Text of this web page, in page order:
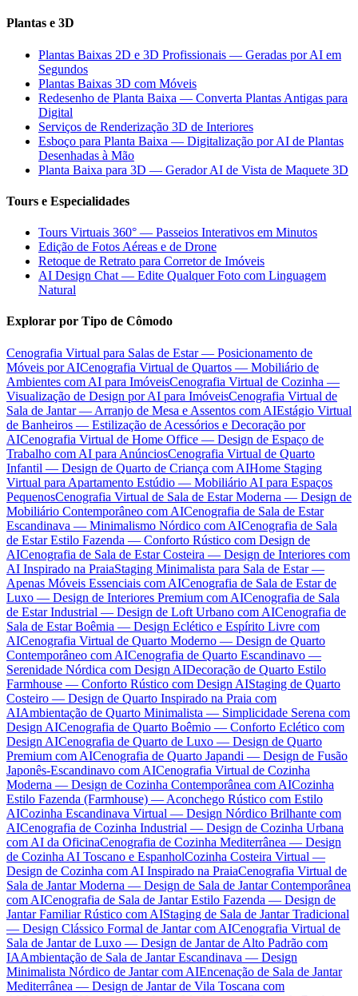
Plantas e 3D
Plantas Baixas 2D e 3D Profissionais — Geradas por AI em
Segundos
Plantas Baixas 3D com Móveis
Redesenho de Planta Baixa — Converta Plantas Antigas para
Digital
Serviços de Renderização 3D de Interiores
Esboço para Planta Baixa — Digitalização por AI de Plantas
Desenhadas à Mão
Planta Baixa para 3D — Gerador AI de Vista de Maquete 3D
Tours e Especialidades
Tours Virtuais 360° — Passeios Interativos em Minutos
Edição de Fotos Aéreas e de Drone
Retoque de Retrato para Corretor de Imóveis
AI Design Chat — Edite Qualquer Foto com Linguagem
Natural
Explorar por Tipo de Cômodo
Cenografia Virtual para Salas de Estar — Posicionamento de
Móveis por AICenografia Virtual de Quartos — Mobiliário de
Ambientes com AI para ImóveisCenografia Virtual de Cozinha —
Visualização de Design por AI para ImóveisCenografia Virtual de
Sala de Jantar — Arranjo de Mesa e Assentos com AIEstágio Virtual
de Banheiros — Estilização de Acessórios e Decoração por
AICenografia Virtual de Home Office — Design de Espaço de
Trabalho com AI para AnúnciosCenografia Virtual de Quarto
Infantil — Design de Quarto de Criança com AIHome Staging
Virtual para Apartamento Estúdio — Mobiliário AI para Espaços
PequenosCenografia Virtual de Sala de Estar Moderna — Design de
Mobiliário Contemporâneo com AICenografia de Sala de Estar
Escandinava — Minimalismo Nórdico com AICenografia de Sala
de Estar Estilo Fazenda — Conforto Rústico com Design de
AICenografia de Sala de Estar Costeira — Design de Interiores com
AI Inspirado na PraiaStaging Minimalista para Sala de Estar —
Apenas Móveis Essenciais com AICenografia de Sala de Estar de
Luxo — Design de Interiores Premium com AICenografia de Sala
de Estar Industrial — Design de Loft Urbano com AICenografia de
Sala de Estar Boêmia — Design Eclético e Espírito Livre com
AICenografia Virtual de Quarto Moderno — Design de Quarto
Contemporâneo com AICenografia de Quarto Escandinavo —
Serenidade Nórdica com Design AIDecoração de Quarto Estilo
Farmhouse — Conforto Rústico com Design AIStaging de Quarto
Costeiro — Design de Quarto Inspirado na Praia com
AIAmbientação de Quarto Minimalista — Simplicidade Serena com
Design AICenografia de Quarto Boêmio — Conforto Eclético com
Design AICenografia de Quarto de Luxo — Design de Quarto
Premium com AICenografia de Quarto Japandi — Design de Fusão
Japonês-Escandinavo com AICenografia Virtual de Cozinha
Moderna — Design de Cozinha Contemporânea com AICozinha
Estilo Fazenda (Farmhouse) — Aconchego Rústico com Estilo
AICozinha Escandinava Virtual — Design Nórdico Brilhante com
AICenografia de Cozinha Industrial — Design de Cozinha Urbana
com AI da OficinaCenografia de Cozinha Mediterrânea — Design
de Cozinha AI Toscano e EspanholCozinha Costeira Virtual —
Design de Cozinha com AI Inspirado na PraiaCenografia Virtual de
Sala de Jantar Moderna — Design de Sala de Jantar Contemporânea
com AICenografia de Sala de Jantar Estilo Fazenda — Design de
Jantar Familiar Rústico com AIStaging de Sala de Jantar Tradicional
— Design Clássico Formal de Jantar com AICenografia Virtual de
Sala de Jantar de Luxo — Design de Jantar de Alto Padrão com
IAAmbientação de Sala de Jantar Escandinava — Design
Minimalista Nórdico de Jantar com AIEncenação de Sala de Jantar
Mediterrânea — Design de Jantar de Vila Toscana com